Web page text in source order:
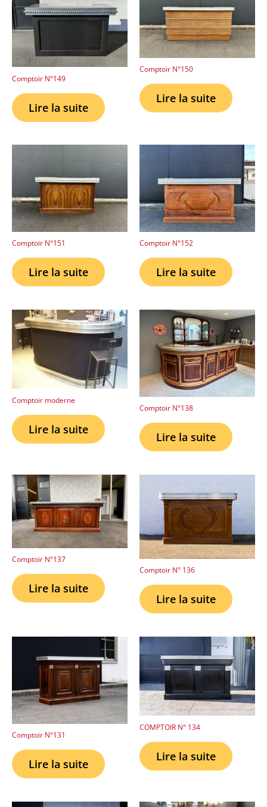
Comptoir N°149
Lire la suite
Comptoir N°150
Lire la suite
Comptoir N°151
Lire la suite
Comptoir N°152
Lire la suite
Comptoir moderne
Lire la suite
Comptoir N°138
Lire la suite
Comptoir N°137
Lire la suite
Comptoir N° 136
Lire la suite
Comptoir N°131
Lire la suite
COMPTOIR N° 134
Lire la suite